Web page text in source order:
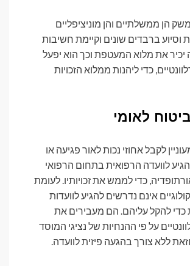
הן ממשלתיים והן מוניציפליים
וסיוע ברבדים שונים וקיימת חשיבות
את מלוא המעטפת וכך הוא יפעל
כדי ליהנות ממלוא הזכויות
לאומי
לקבל אחוזי נכות לאור פגיעה או
לוועדה הרפואית בתחום הרפואי
כדי לממש את זכויותיו. לעומת
אינם נדרשים להגיע לוועדות
כדי להקל עליהם. הם מעבירים את
על פי ההנחיות של נציגי המוסד
ללא צורך בהגעה פיזית לוועדה.